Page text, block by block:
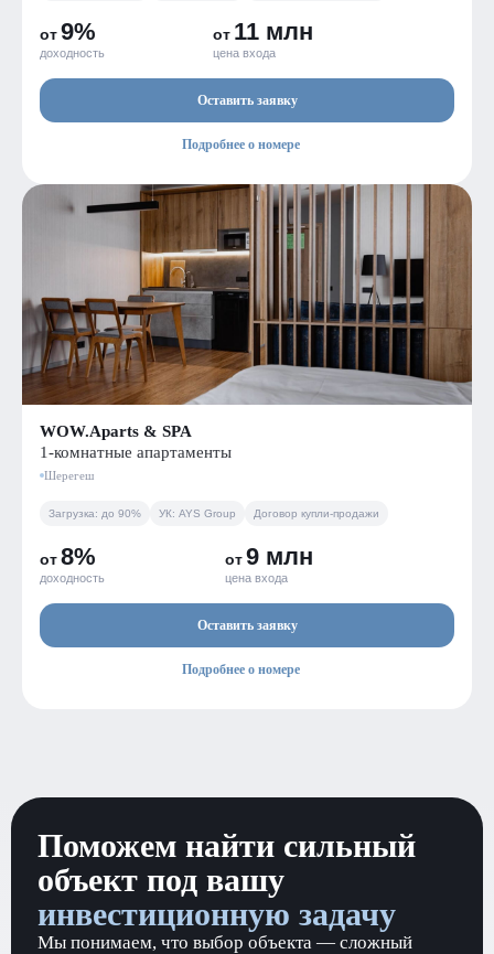
от9%
доходность
от 11 млн
цена входа
Оставить заявку
Подробнее о номере
WOW.Aparts & SPA
1-комнатные апартаменты
Шерегеш
Загрузка: до 90% УК: AYS Group Договор купли-продажи
от8%
доходность
от9 млн
цена входа
Оставить заявку
Подробнее о номере
Поможем найти сильный
объект под вашу
инвестиционную задачу
Мы понимаем, что выбор объекта — сложный